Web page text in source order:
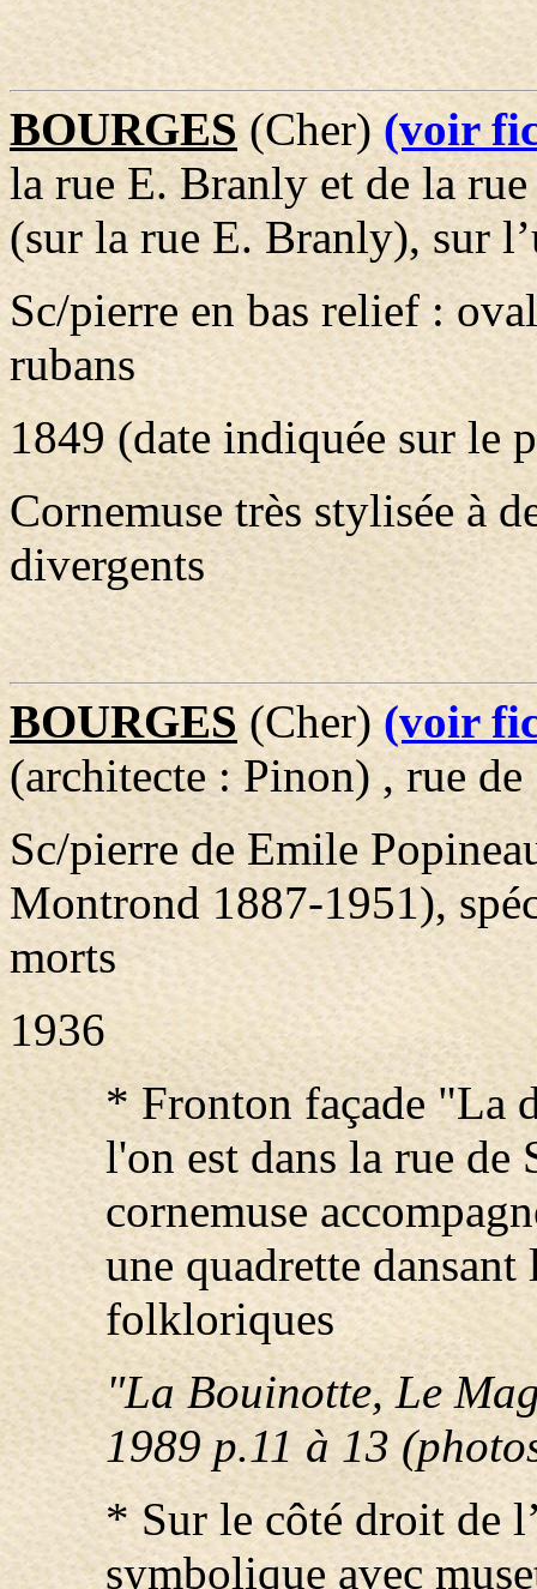
BOURGES(Cher)(voir
la rue E. Branly et de la
(sur la rue E. Branly), sur
Sc/pierre en bas relief :
rubans
1849 (date indiquée sur le
Cornemuse très stylisée à
divergents
BOURGES (Cher)(voir
(architecte : Pinon) , rue de
Sc/pierre de Emile
Montrond 1887-1951),
morts
1936
* Fronton façade "La
l'on est dans la rue de
cornemuse
une quadrette
folkloriques
"La Bouinotte, Le
1989 p.11 à 13
* Sur le côté droit de
symbolique avec